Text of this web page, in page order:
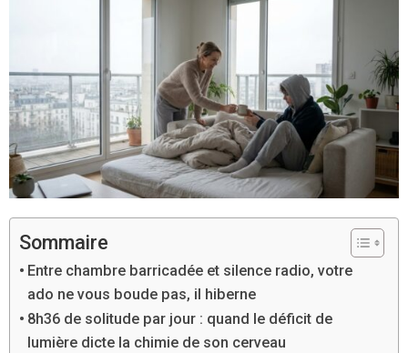
Sommaire
Entre chambre barricadée et silence radio, votre
ado ne vous boude pas, il hiberne
8h36 de solitude par jour : quand le déficit de
lumière dicte la chimie de son cerveau